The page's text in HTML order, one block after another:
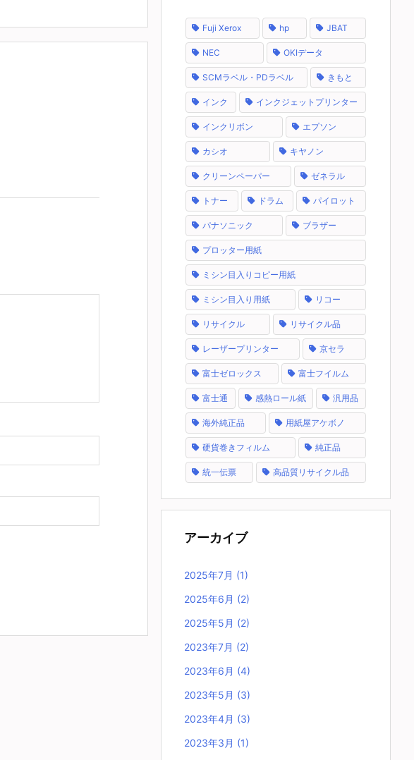
Fuji Xerox hp JBAT
NEC OKIデータ
SCMラベル・PDラベル きもと
インク インクジェットプリンター
インクリボン エプソン
カシオ キヤノン
クリーンペーパー ゼネラル
トナー ドラム パイロット
パナソニック ブラザー
プロッター用紙
ミシン目入りコピー用紙
ミシン目入り用紙 リコー
リサイクル リサイクル品
レーザープリンター 京セラ
富士ゼロックス 富士フイルム
富士通 感熱ロール紙 汎用品
海外純正品 用紙屋アケボノ
硬貨巻きフィルム 純正品
統一伝票 高品質リサイクル品
アーカイブ
2025年7月 (1)
2025年6月 (2)
2025年5月 (2)
2023年7月 (2)
2023年6月 (4)
2023年5月 (3)
2023年4月 (3)
2023年3月 (1)